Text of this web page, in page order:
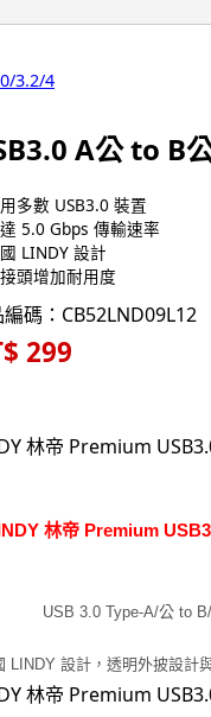
3.2/4
A公 to B
多數 USB3.0 裝置
5.0 Gbps 傳輸速率
LINDY 設計
頭增加耐用度
編碼：CB52LND09L12
299
林帝 Premium
USB 3.0 Type-A/公 to
LINDY 設計，透明外披設計